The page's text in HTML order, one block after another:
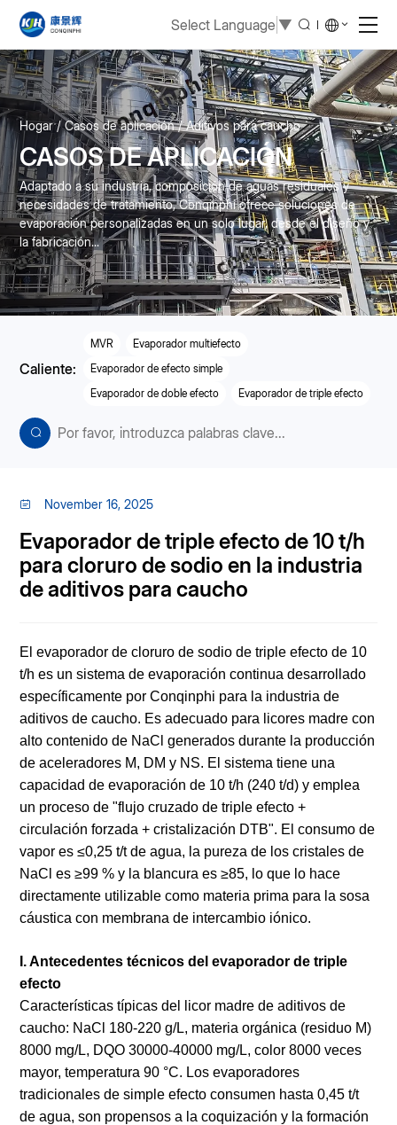
Select Language ▼
Hogar Casos de aplicación Aditivos para caucho
CASOS DE APLICACIÓN
Adaptado a su industria, composición de aguas residuales y
necesidades de tratamiento, Conqinphi ofrece soluciones de
evaporación personalizadas en un solo lugar, desde el diseño y
la fabricación...
Caliente:
MVR
Evaporador multiefecto
Evaporador de efecto simple
Evaporador de doble efecto
Evaporador de triple efecto
November 16, 2025
Evaporador de triple efecto de 10 t/h
para cloruro de sodio en la industria
de aditivos para caucho
El evaporador de cloruro de sodio de triple efecto de 10
t/h es un sistema de evaporación continua desarrollado
específicamente por Conqinphi para la industria de
aditivos de caucho. Es adecuado para licores madre con
alto contenido de NaCl generados durante la producción
de aceleradores M, DM y NS. El sistema tiene una
capacidad de evaporación de 10 t/h (240 t/d) y emplea
un proceso de "flujo cruzado de triple efecto +
circulación forzada + cristalización DTB". El consumo de
vapor es ≤0,25 t/t de agua, la pureza de los cristales de
NaCl es ≥99 % y la blancura es ≥85, lo que lo hace
directamente utilizable como materia prima para la sosa
cáustica con membrana de intercambio iónico.
I. Antecedentes técnicos del evaporador de triple
efecto
Características típicas del licor madre de aditivos de
caucho: NaCl 180-220 g/L, materia orgánica (residuo M)
8000 mg/L, DQO 30000-40000 mg/L, color 8000 veces
mayor, temperatura 90 °C. Los evaporadores
tradicionales de simple efecto consumen hasta 0,45 t/t
de agua, son propensos a la coquización y la formación